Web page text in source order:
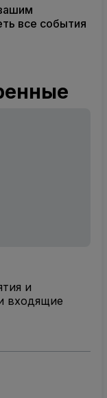
все события
и
входящие